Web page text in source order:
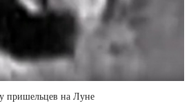
пришельцев на Луне